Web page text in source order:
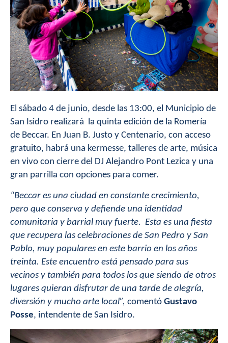
El sábado 4 de junio, desde las 13:00, el Municipio de
San Isidro realizará la quinta edición de la Romería
de Beccar. En Juan B. Justo y Centenario, con acceso
gratuito, habrá una kermesse, talleres de arte, música
en vivo con cierre del DJ Alejandro Pont Lezica y una
gran parrilla con opciones para comer.
“Beccar es una ciudad en constante crecimiento,
pero que conserva y defiende una identidad
comunitaria y barrial muy fuerte. Esta es una fiesta
que recupera las celebraciones de San Pedro y San
Pablo, muy populares en este barrio en los años
treinta. Este encuentro está pensado para sus
vecinos y también para todos los que siendo de otros
lugares quieran disfrutar de una tarde de alegría,
diversión y mucho arte local”, comentó Gustavo
Posse, intendente de San Isidro.